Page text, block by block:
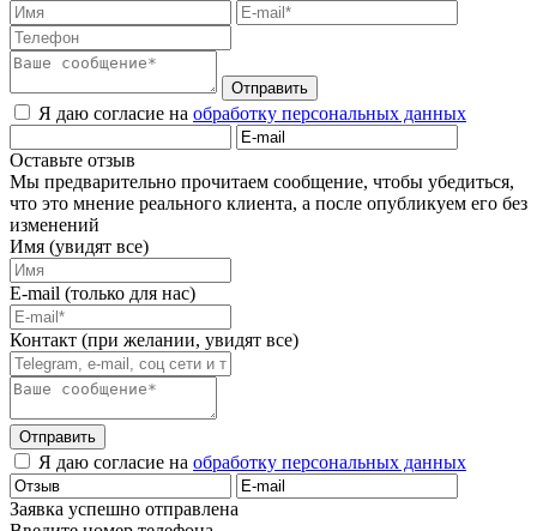
Отправить
Я даю согласие на обработку персональных данных
Оставьте отзыв
Мы предварительно прочитаем сообщение, чтобы убедиться,
что это мнение реального клиента, а после опубликуем его без
изменений
Имя (увидят все)
E-mail (только для нас)
Контакт (при желании, увидят все)
Отправить
Я даю согласие на обработку персональных данных
Заявка успешно отправлена